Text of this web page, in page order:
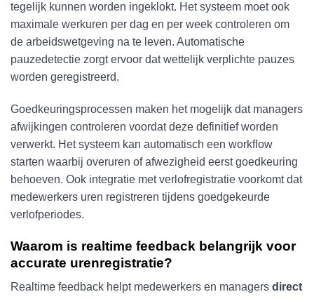
tegelijk kunnen worden ingeklokt. Het systeem moet ook
maximale werkuren per dag en per week controleren om
de arbeidswetgeving na te leven. Automatische
pauzedetectie zorgt ervoor dat wettelijk verplichte pauzes
worden geregistreerd.
Goedkeuringsprocessen maken het mogelijk dat managers
afwijkingen controleren voordat deze definitief worden
verwerkt. Het systeem kan automatisch een workflow
starten waarbij overuren of afwezigheid eerst goedkeuring
behoeven. Ook integratie met verlofregistratie voorkomt dat
medewerkers uren registreren tijdens goedgekeurde
verlofperiodes.
Waarom is realtime feedback belangrijk voor
accurate urenregistratie?
Realtime feedback helpt medewerkers en managers direct